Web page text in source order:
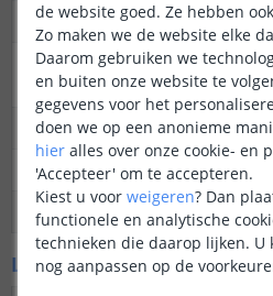
Dimbaar
Ja
3M plakstrip over de
gehele lengte
Ja
Garantie
5 jaar
Op maat te knippen
Elke 10
Datasheet
LED's en licht
de website goed. Ze hebben
Zo maken we de website elke
Daarom gebruiken we
en buiten onze website te
gegevens voor het
doen we op een anonieme
hier alles over onze cookie- en
'Accepteer' om te accepteren.
Kiest u voor weigeren? Dan
functionele en analytische
technieken die daarop lijken.
nog aanpassen op de